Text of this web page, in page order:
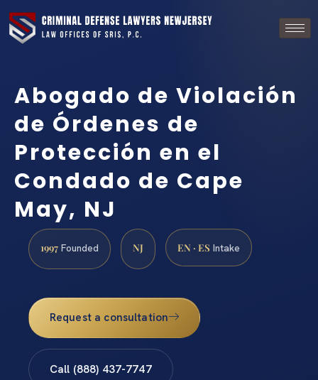
Abogado de Violación
de Órdenes de
Protección en el
Condado de Cape
May, NJ
1997 Founded NJ EN · ES Intake
Request a consultation
Call (888) 437-7747